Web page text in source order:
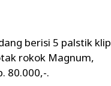
berisi 5 palstik klip
rokok Magnum,
80.000,-.